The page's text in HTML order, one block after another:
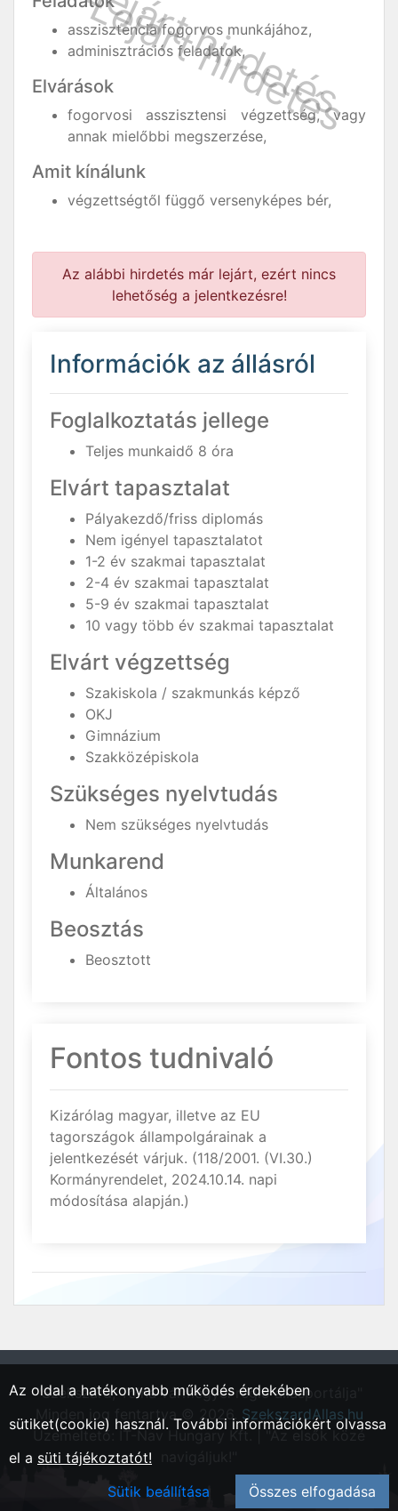
asszisztencia fogorvos munkájához,
adminisztrációs feladatok,
Elvárások
fogorvosi asszisztensi végzettség, vagy
annak mielőbbi megszerzése,
Amit kínálunk
végzettségtől függő versenyképes bér,
Az alábbi hirdetés már lejárt, ezért nincs
lehetőség a jelentkezésre!
Információk az állásról
Foglalkoztatás jellege
Teljes munkaidő 8 óra
Elvárt tapasztalat
Pályakezdő/friss diplomás
Nem igényel tapasztalatot
1-2 év szakmai tapasztalat
2-4 év szakmai tapasztalat
5-9 év szakmai tapasztalat
10 vagy több év szakmai tapasztalat
Elvárt végzettség
Szakiskola / szakmunkás képző
OKJ
Gimnázium
Szakközépiskola
Szükséges nyelvtudás
Nem szükséges nyelvtudás
Munkarend
Általános
Beosztás
Beosztott
Fontos tudnivaló
Kizárólag magyar, illetve az EU
tagországok állampolgárainak a
jelentkezését várjuk. (118/2001. (VI.30.)
Kormányrendelet, 2024.10.14. napi
módosítása alapján.)
"Szekszárd, Tolna vármegyei régió állásportálja"
Minden jog fentartva © 2026. SzekszardAllas.hu
Üzemeltető: IT-Nav Hungary Kft. | "Az elsők közé
Az oldal a hatékonyabb működés érdekében
sütiket(cookie) használ. További információkért olvassa
el a süti tájékoztatót!
Sütik beállítása
Összes elfogadása